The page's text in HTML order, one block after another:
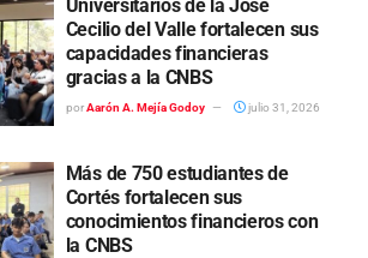
Universitarios de la José
Cecilio del Valle fortalecen sus
capacidades financieras
gracias a la CNBS
por Aarón A. Mejía Godoy julio 31, 2026
Más de 750 estudiantes de
Cortés fortalecen sus
conocimientos financieros con
la CNBS